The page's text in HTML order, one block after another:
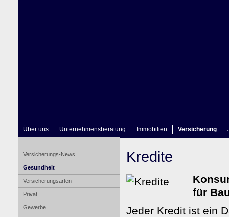
Über uns Unternehmensberatung Immobilien Versicherung
Versicherungs-News
Gesundheit
Versicherungsarten
Privat
Gewerbe
Kredite
für
Jeder Kredit ist ein